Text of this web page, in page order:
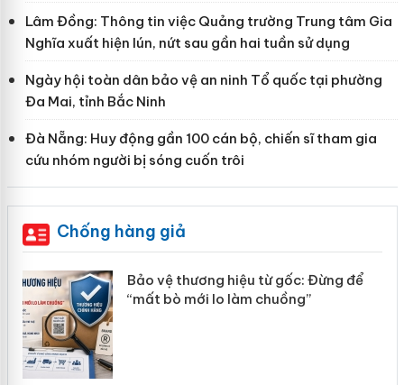
Lâm Đồng: Thông tin việc Quảng trường Trung tâm Gia
Nghĩa xuất hiện lún, nứt sau gần hai tuần sử dụng
Ngày hội toàn dân bảo vệ an ninh Tổ quốc tại phường
Đa Mai, tỉnh Bắc Ninh
Đà Nẵng: Huy động gần 100 cán bộ, chiến sĩ tham gia
cứu nhóm người bị sóng cuốn trôi
Chống hàng giả
Bảo vệ thương hiệu từ gốc: Đừng để
“mất bò mới lo làm chuồng”